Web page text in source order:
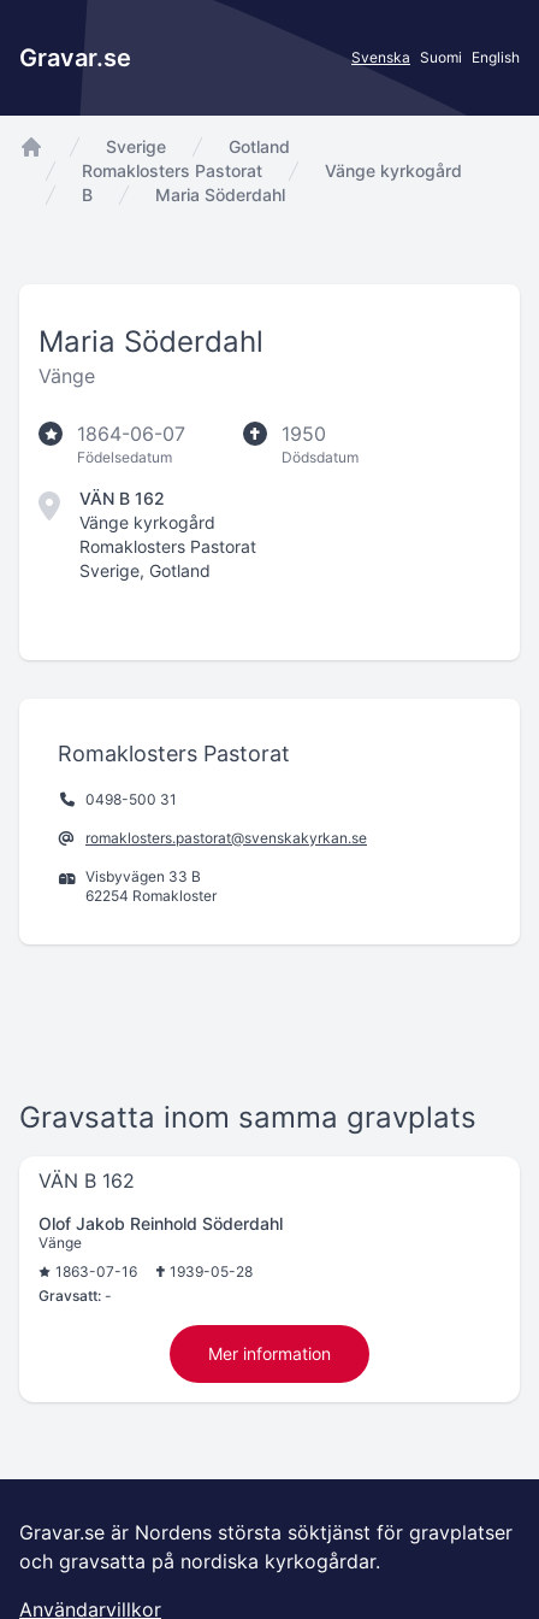
Gravar.se Svenska Suomi English
app.Start
Sverige
Gotland
Romaklosters Pastorat
Vänge kyrkogård
B
Maria Söderdahl
Maria Söderdahl
Vänge
1864-06-07
Födelsedatum
1950
Dödsdatum
VÄN B 162
Vänge kyrkogård
Romaklosters Pastorat
Sverige, Gotland
Romaklosters Pastorat
0498-500 31
romaklosters.pastorat@svenskakyrkan.se
Visbyvägen 33 B
62254 Romakloster
Gravsatta inom samma gravplats
VÄN B 162
Olof Jakob Reinhold Söderdahl
Vänge
1863-07-16
1939-05-28
Gravsatt: -
Mer information
Gravar.se är Nordens största söktjänst för gravplatser
och gravsatta på nordiska kyrkogårdar.
Användarvillkor